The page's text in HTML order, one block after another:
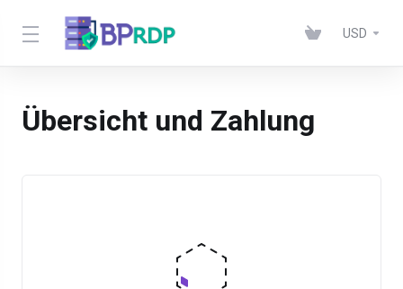
USD
Übersicht und Zahlung